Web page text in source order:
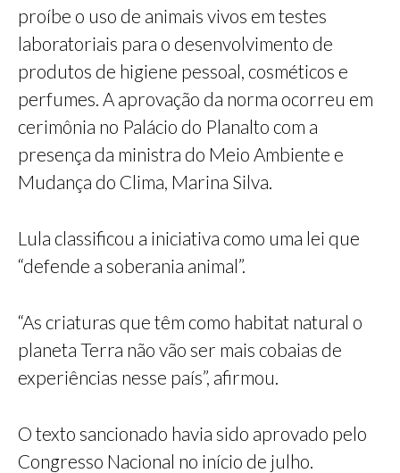
proíbe o uso de animais vivos em testes
laboratoriais para o desenvolvimento de
produtos de higiene pessoal, cosméticos e
perfumes. A aprovação da norma ocorreu em
cerimônia no Palácio do Planalto com a
presença da ministra do Meio Ambiente e
Mudança do Clima, Marina Silva.
Lula classificou a iniciativa como uma lei que
“defende a soberania animal”.
“As criaturas que têm como habitat natural o
planeta Terra não vão ser mais cobaias de
experiências nesse país”, afirmou.
O texto sancionado havia sido aprovado pelo
Congresso Nacional no início de julho.